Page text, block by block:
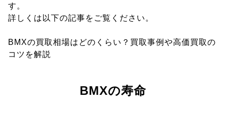
す。
詳しくは以下の記事をご覧ください。
BMXの買取相場はどのくらい？買取事例や高価買取の
コツを解説
BMXの寿命